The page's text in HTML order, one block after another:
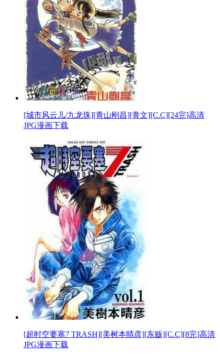
[城市风云儿/九龙珠][青山刚昌][青文][C.C][24完]高清
JPG漫画下载
[超时空要塞7 TRASH][美树本晴彦][东贩][C.C][8完]高清
JPG漫画下载